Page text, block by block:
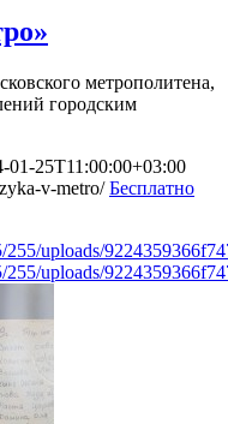
метрополитена,
городским
01-25T11:00:00+03:00
v-metro/ Бесплатно
uploads/
uploads/